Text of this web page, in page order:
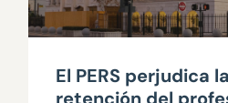
El PERS perjudica
retención del